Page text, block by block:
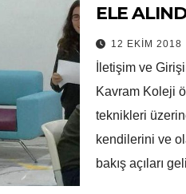
ELE
12 EKIM 2018
İletişim ve
Kavram Koleji
teknikleri
kendilerini ve
bakış açıları